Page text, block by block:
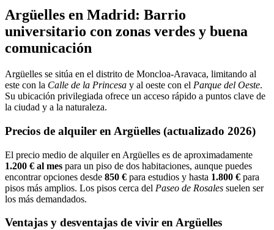
Argüelles en Madrid: Barrio
universitario con zonas verdes y buena
comunicación
Argüelles se sitúa en el distrito de Moncloa-Aravaca, limitando al
este con la Calle de la Princesa y al oeste con el Parque del Oeste.
Su ubicación privilegiada ofrece un acceso rápido a puntos clave de
la ciudad y a la naturaleza.
Precios de alquiler en Argüelles (actualizado 2026)
El precio medio de alquiler en Argüelles es de aproximadamente
1.200 € al mes para un piso de dos habitaciones, aunque puedes
encontrar opciones desde 850 € para estudios y hasta 1.800 € para
pisos más amplios. Los pisos cerca del Paseo de Rosales suelen ser
los más demandados.
Ventajas y desventajas de vivir en Argüelles